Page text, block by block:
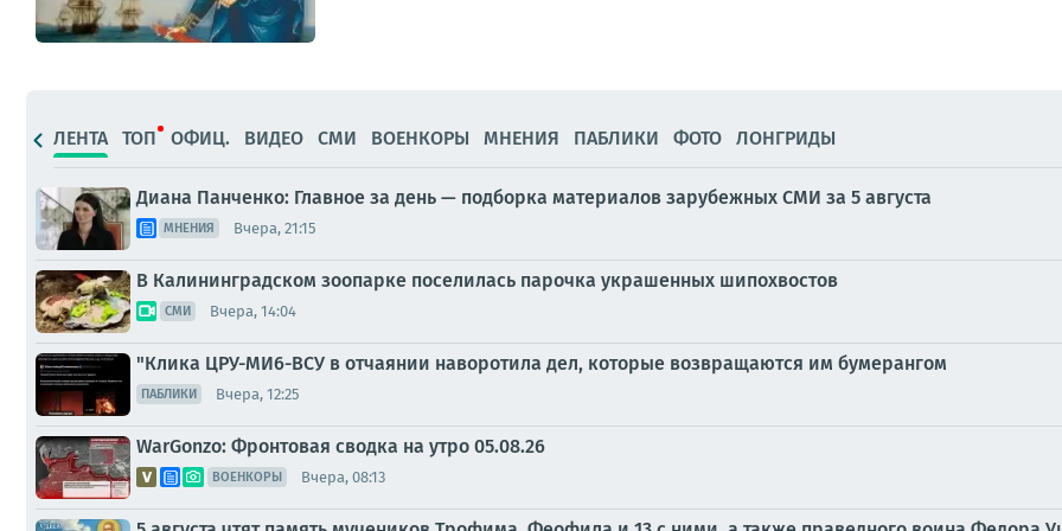
ЛЕНТА ТОП ОФИЦ. ВИДЕО СМИ ВОЕНКОРЫ МНЕНИЯ ПАБЛИКИ ФОТО ЛОНГРИДЫ
Диана Панченко: Главное за день — подборка материалов зарубежных СМИ за 5 августа
МНЕНИЯ Вчера, 21:15
В Калининградском зоопарке поселилась парочка украшенных шипохвостов
СМИ Вчера, 14:04
"Клика ЦРУ-МИ6-ВСУ в отчаянии наворотила дел, которые возвращаются им бумерангом
ПАБЛИКИ Вчера, 12:25
WarGonzo: Фронтовая сводка на утро 05.08.26
ВОЕНКОРЫ Вчера, 08:13